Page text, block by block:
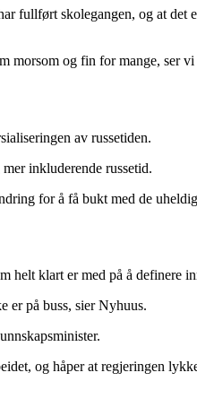
fullført skolegangen, og at
og fin for mange, ser
av russetiden.
inkluderende russetid.
for å få bukt med de
helt klart er med på å definere
er på buss, sier Nyhuus.
og håper at regjeringen